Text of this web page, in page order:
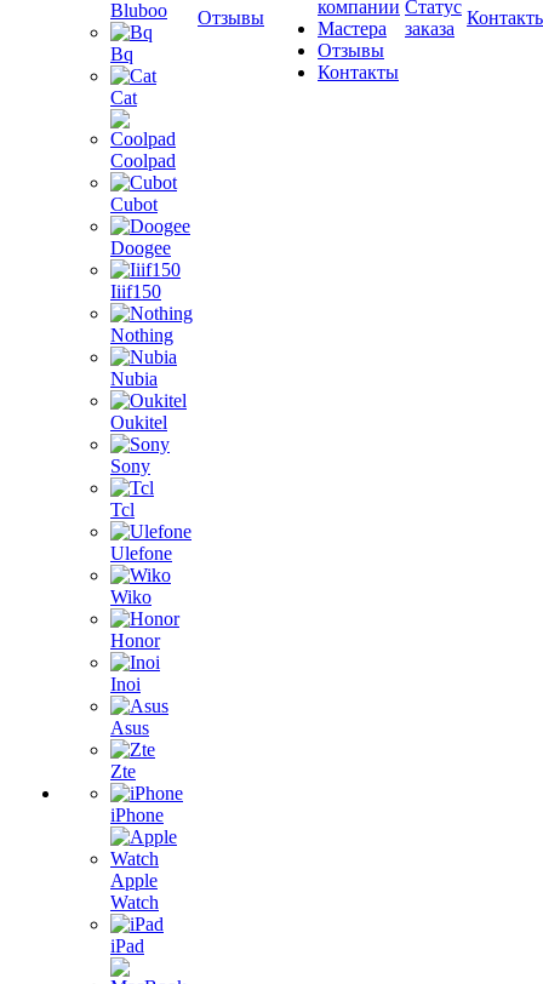
Bluboo
Bq
Cat
Coolpad
Cubot
Doogee
Iiif150
Nothing
Nubia
Oukitel
Sony
Tcl
Ulefone
Wiko
Honor
Inoi
Asus
Zte
iPhone
Apple
Watch
iPad
Отзывы
компании
Мастера
Отзывы
Контакты
Статус
заказа